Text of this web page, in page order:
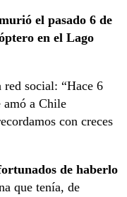
el pasado 6 de
en el Lago
social: “Hace 6
amó a Chile
con creces
de haberlo
que tenía, de